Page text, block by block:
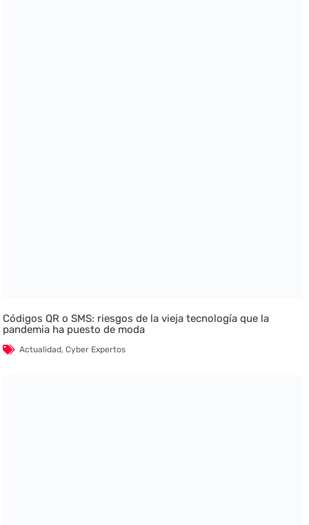
Códigos QR o SMS: riesgos de la vieja tecnología que la
pandemia ha puesto de moda
Actualidad,Cyber Expertos